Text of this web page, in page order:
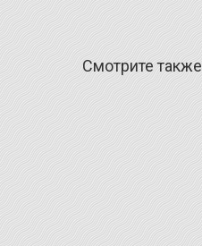
Смотрите также
ХИТ